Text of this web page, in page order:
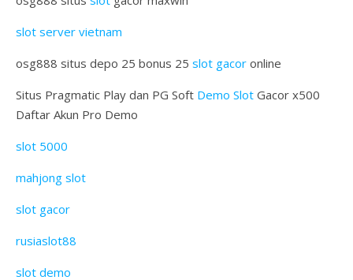
slot server vietnam
osg888 situs depo 25 bonus 25 slot gacor online
Situs Pragmatic Play dan PG Soft Demo Slot Gacor x500
Daftar Akun Pro Demo
slot 5000
mahjong slot
slot gacor
rusiaslot88
slot demo